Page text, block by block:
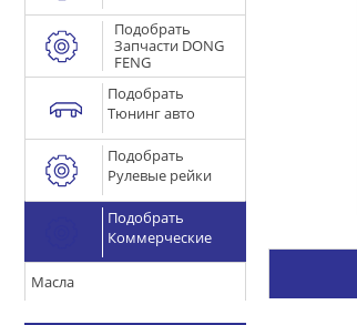
Подобрать
Запчасти DONG
FENG
Подобрать
Тюнинг авто
Подобрать
Рулевые рейки
Подобрать
Коммерческие
Масла